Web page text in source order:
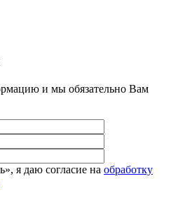
и мы обязательно Вам
я даю согласие на обработку